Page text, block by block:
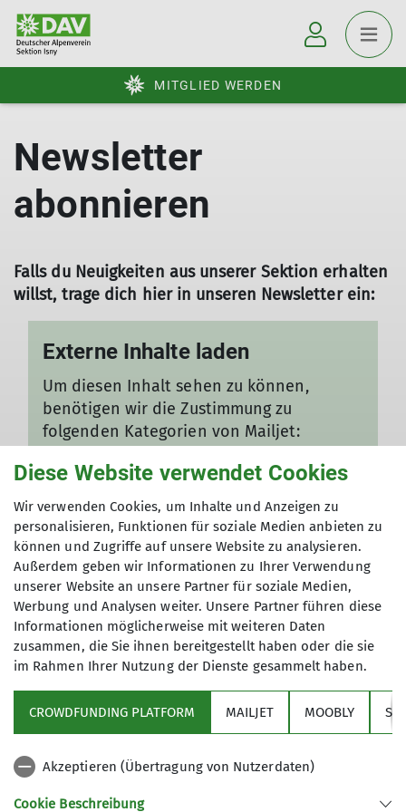
MITGLIED WERDEN
Newsletter
abonnieren
Externe Inhalte laden
Um diesen Inhalt sehen zu können,
benötigen wir die Zustimmung zu
folgenden Kategorien von Mailjet:
Überträgt Nutzerdaten
Ich will den Inhalt sehen
Gut zu wissen: Die Einstellungen können
jederzeit in denDatenschutz-
Einstellungenangepasst werden!
Sektion
Diese Website verwendet Cookies
Wir verwenden Cookies, um Inhalte und Anzeigen zu
personalisieren, Funktionen für soziale Medien anbieten zu
können und Zugriffe auf unsere Website zu analysieren.
Außerdem geben wir Informationen zu Ihrer Verwendung
unserer Website an unsere Partner für soziale Medien,
Werbung und Analysen weiter. Unsere Partner führen diese
Informationen möglicherweise mit weiteren Daten
zusammen, die Sie ihnen bereitgestellt haben oder die sie
im Rahmen Ihrer Nutzung der Dienste gesammelt haben.
CROWDFUNDING PLATFORM MAILJET MOOBLY
Akzeptieren (Übertragung von Nutzerdaten)
Cookie Beschreibung